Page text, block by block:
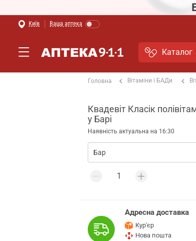
Київ Ваша аптека
Каталог
Головна Вітаміни і БАДи
Квадевіт Класік
у Барі
Наявність актуальна на 16:30
Адресна доставка
Кур'єр
Нова пошта